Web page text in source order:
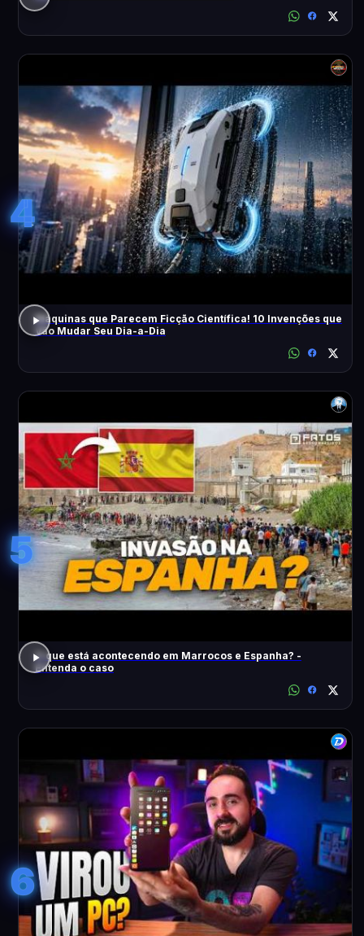
4
Máquinas que Parecem Ficção Científica! 10 Invenções que
Vão Mudar Seu Dia-a-Dia
5
O que está acontecendo em Marrocos e Espanha? -
Entenda o caso
6